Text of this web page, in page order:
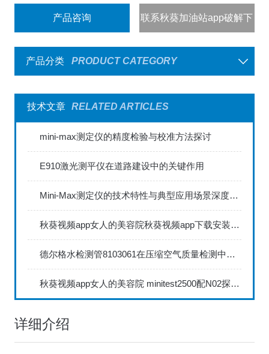
产品咨询 联系秋葵加油站app破解下
载
产品分类
PRODUCT CATEGORY
技术文章 RELATED ARTICLES
mini-max测定仪的精度检验与校准方法探讨
E910激光测平仪在道路建设中的关键作用
Mini-Max测定仪的技术特性与典型应用场景深度解读
秋葵视频app女人的美容院秋葵视频app下载安装735FN1.5正确的校准步骤
德尔格水检测管8103061在压缩空气质量检测中的应用
秋葵视频app女人的美容院 minitest2500配N02探头如何两点校准？
详细介绍